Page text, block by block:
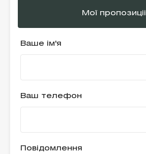
Мої пропозиціі
Ваше ім'я
Ваш телефон
Повідомлення